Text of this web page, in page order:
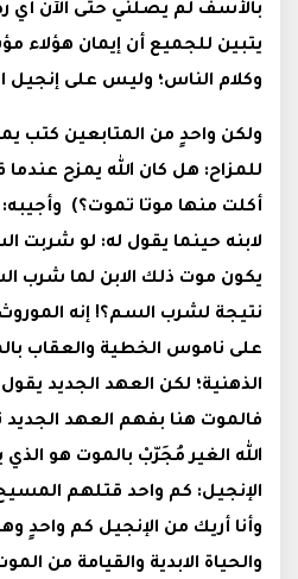
بالأسف لم يصلني حتى الآن أي
يتبين للجميع أن إيمان هؤلاء
وكلام الناس؛ وليس على إنجيل
ولكن واحدٍ من المتابعين كتب
للمزاح: هل كان الله يمزح عندما
أكلت منها موتا تموت؟)
لابنه حينما يقول له: لو شربت
يكون موت ذلك الابن لما شرب
نتيجة لشرب السم؟! إنه
على ناموس الخطية والعقاب
الذهنية؛ لكن العهد الجديد
فالموت هنا بفهم العهد
الله الغير مُجَرّبْ بالموت هو
الإنجيل: كم واحد قتلهم
وأنا أريك من الإنجيل كم واحدٍ
والحياة الابدية والقيامة من